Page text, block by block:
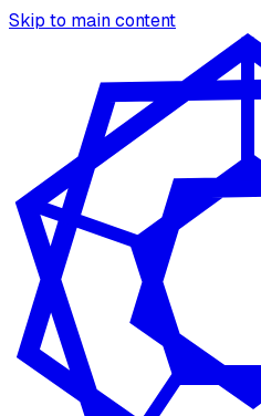
Skip to main content